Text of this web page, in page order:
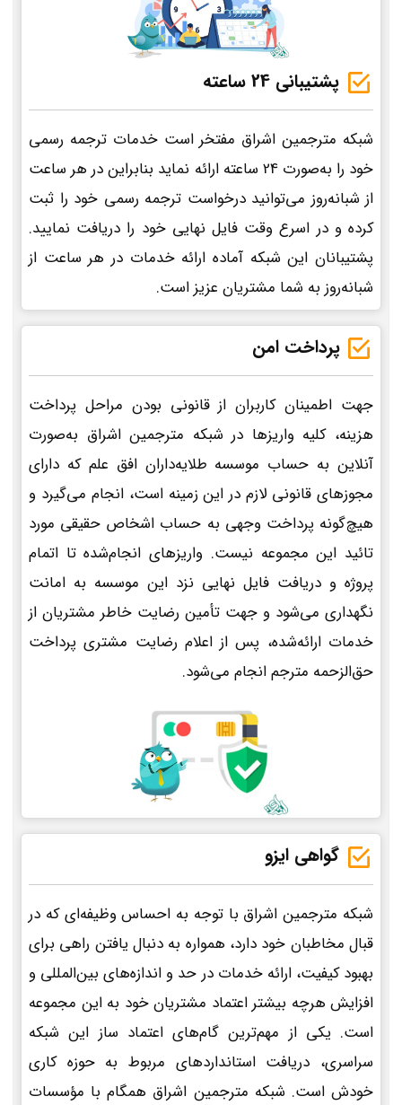
پشتیبانی 24 ساعته
شبکه مترجمین اشراق مفتخر است خدمات ترجمه رسمی
خود را به‌صورت 24 ساعته ارائه نماید بنابراین در هر ساعت
از شبانه‌روز می‌توانید درخواست ترجمه رسمی خود را ثبت
کرده و در اسرع وقت فایل نهایی خود را دریافت نمایید.
پشتیبانان این شبکه آماده ارائه خدمات در هر ساعت از
شبانه‌روز به شما مشتریان عزیز است.
پرداخت امن
جهت اطمینان کاربران از قانونی بودن مراحل پرداخت
هزینه، کلیه واریزها در شبکه مترجمین اشراق به‌صورت
آنلاین به حساب موسسه طلایه‌داران افق علم که دارای
مجوزهای قانونی لازم در این زمینه است، انجام می‌گیرد و
هیچ‌گونه پرداخت وجهی به حساب اشخاص حقیقی مورد
تائید این مجموعه نیست. واریزهای انجام‌شده تا اتمام
پروژه و دریافت فایل نهایی نزد این موسسه به امانت
نگهداری می‌شود و جهت تأمین رضایت خاطر مشتریان از
خدمات ارائه‌شده، پس از اعلام رضایت مشتری پرداخت
حق‌الزحمه مترجم انجام می‌شود.
گواهی ایزو
شبکه مترجمین اشراق با توجه به احساس وظیفه‌ای که در
قبال مخاطبان خود دارد، همواره به دنبال یافتن راهی برای
بهبود کیفیت، ارائه خدمات در حد و اندازه‌های بین‌المللی و
افزایش هرچه بیشتر اعتماد مشتریان خود به این مجموعه
است. یکی از مهم‌ترین گام‌های اعتماد ساز این شبکه
سراسری، دریافت استانداردهای مربوط به حوزه کاری
خودش است. شبکه مترجمین اشراق همگام با مؤسسات